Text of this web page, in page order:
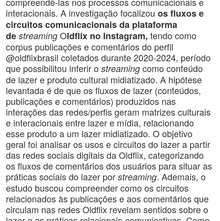
interacionais. A investigação focalizou os fluxos e
circuitos comunicacionais da plataforma
de streaming Oldflix no Instagram, tendo como
corpus publicações e comentários do perfil
@oldflixbrasil coletados durante 2020-2024, período
que possibilitou inferir o streaming como conteúdo
de lazer e produto cultural midiatizado. A hipótese
levantada é de que os fluxos de lazer (conteúdos,
publicações e comentários) produzidos nas
interações das redes/perfis geram matrizes culturais
e interacionais entre lazer e mídia, relacionando
esse produto a um lazer midiatizado. O objetivo
geral foi analisar os usos e circuitos do lazer a partir
das redes sociais digitais da Oldflix, categorizando
os fluxos de comentários dos usuários para situar as
práticas sociais do lazer por streaming. Ademais, o
estudo buscou compreender como os circuitos
relacionados às publicações e aos comentários que
circulam nas redes Oldflix revelam sentidos sobre o